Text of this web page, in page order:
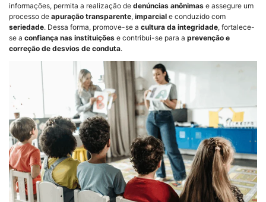
informações, permita a realização de denúncias anônimas e assegure um
processo de apuração transparente, imparcial e conduzido com
seriedade. Dessa forma, promove-se a cultura da integridade, fortalece-
se a confiança nas instituições e contribui-se para a prevenção e
correção de desvios de conduta.